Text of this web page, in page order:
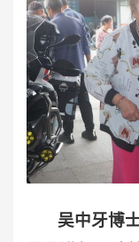
吴中牙博